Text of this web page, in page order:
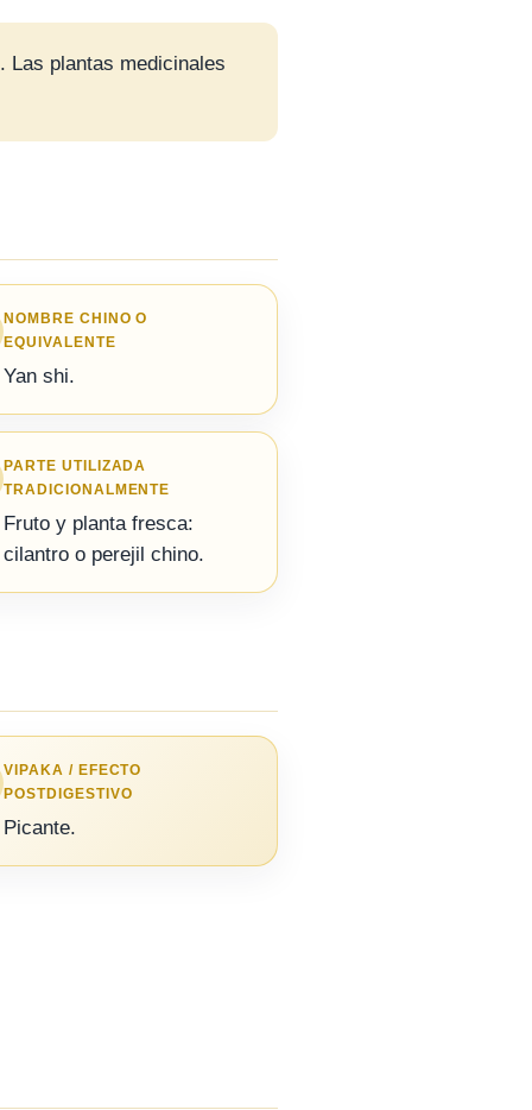
Las plantas medicinales
NOMBRE CHINO O
EQUIVALENTE
Yan shi.
PARTE UTILIZADA
TRADICIONALMENTE
Fruto y planta fresca:
cilantro o perejil chino.
VIPAKA / EFECTO
POSTDIGESTIVO
Picante.